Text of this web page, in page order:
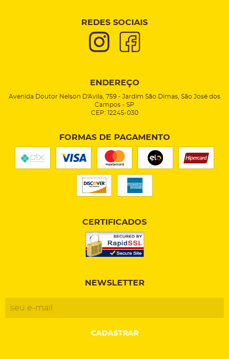
REDES SOCIAIS
ENDEREÇO
Avenida Doutor Nelson D'Avila, 759 - Jardim São Dimas, São José dos
Campos - SP
CEP: 12245-030
FORMAS DE PAGAMENTO
CERTIFICADOS
NEWSLETTER
CADASTRAR